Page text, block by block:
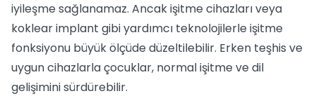
iyileşme sağlanamaz. Ancak işitme cihazları veya
koklear implant gibi yardımcı teknolojilerle işitme
fonksiyonu büyük ölçüde düzeltilebilir. Erken teşhis ve
uygun cihazlarla çocuklar, normal işitme ve dil
gelişimini sürdürebilir.